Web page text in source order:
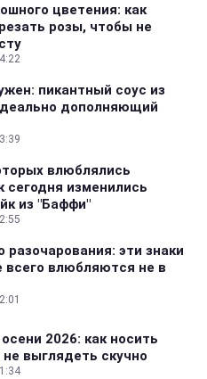
цветения: как
розы, чтобы не
пикантный соус из
дополняющий
влюблялись
сегодня изменились
из "Баффи"
разочарования: эти знаки
всего влюбляются не в
2026: как носить
выглядеть скучно